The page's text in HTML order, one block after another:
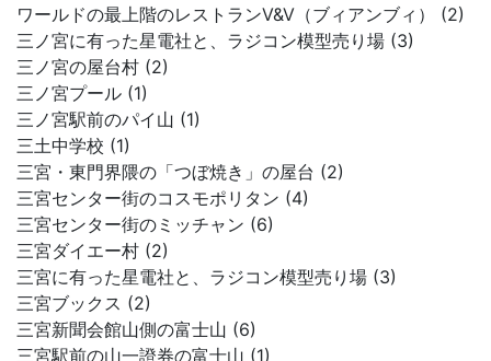
ワールドの最上階のレストランV&V（ブィアンブィ） (2)
三ノ宮に有った星電社と、ラジコン模型売り場 (3)
三ノ宮の屋台村 (2)
三ノ宮プール (1)
三ノ宮駅前のパイ山 (1)
三土中学校 (1)
三宮・東門界隈の「つぼ焼き」の屋台 (2)
三宮センター街のコスモポリタン (4)
三宮センター街のミッチャン (6)
三宮ダイエー村 (2)
三宮に有った星電社と、ラジコン模型売り場 (3)
三宮ブックス (2)
三宮新聞会館山側の富士山 (6)
三宮駅前の山一證券の富士山 (1)